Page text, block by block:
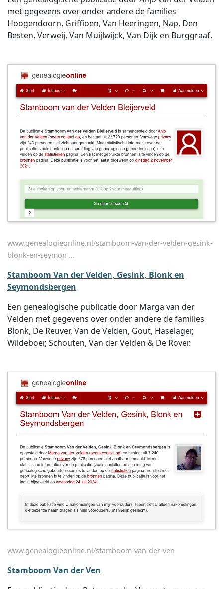
met gegevens over onder andere de families
Hoogendoorn, Griffioen, Van Heeringen, Nap, Den
Besten, Verweij, Van Muijlwijck, Van Dijk en Burggraaf.
www.genealogieonline.nl/stamboom-van-der-velden-gesink-
blonk-en-seymon ...
Stamboom Van der Velden, Gesink, Blonk en
Seymondsbergen
Een genealogische publicatie door Marga van der
Velden met gegevens over onder andere de families
Blonk, De Reuver, Van de Velden, Gout, Haselager,
Wildeboer, Schouten, Van der Velden & De Rover.
www.genealogieonline.nl/stamboom-van-der-ven
Stamboom Van der Ven